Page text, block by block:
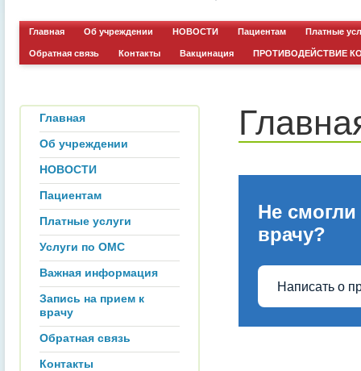
Главная Об учреждении НОВОСТИ Пациентам Платные
Обратная связь Контакты Вакцинация ПРОТИВОДЕЙСТВИЕ
Главная
Об учреждении
НОВОСТИ
Пациентам
Платные услуги
Услуги по ОМС
Важная информация
Запись на прием к
врачу
Обратная связь
Контакты
Не смогли
врачу?
Написать о